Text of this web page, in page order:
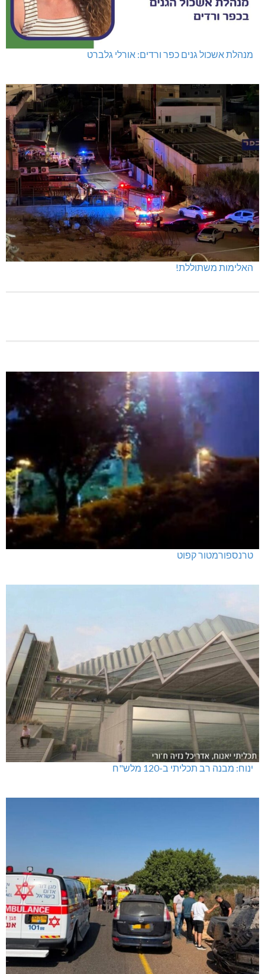
מנהלת אשכול גנים כפר ורדים: אורלי גלברט
האלימות משתוללת!
טרנספורמטור קפוט
ינוח: מבנה רב תכליתי ב-120 מלש"ח